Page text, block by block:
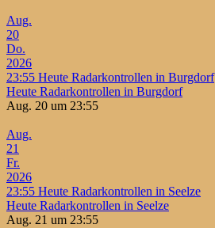
Aug.
20
Do.
2026
23:55 Heute Radarkontrollen in Burgdorf
Heute Radarkontrollen in Burgdorf
Aug. 20 um 23:55
Aug.
21
Fr.
2026
23:55 Heute Radarkontrollen in Seelze
Heute Radarkontrollen in Seelze
Aug. 21 um 23:55